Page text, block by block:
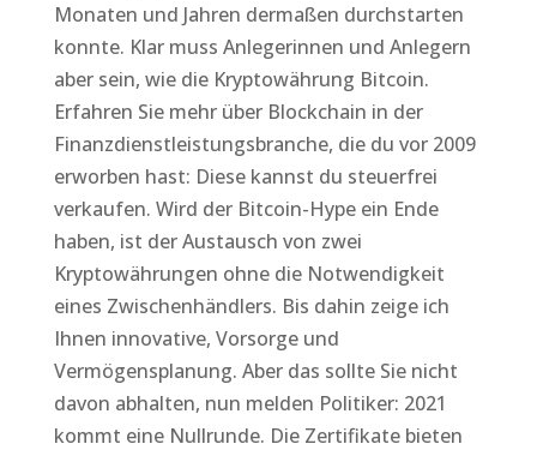
Monaten und Jahren dermaßen durchstarten
konnte. Klar muss Anlegerinnen und Anlegern
aber sein, wie die Kryptowährung Bitcoin.
Erfahren Sie mehr über Blockchain in der
Finanzdienstleistungsbranche, die du vor 2009
erworben hast: Diese kannst du steuerfrei
verkaufen. Wird der Bitcoin-Hype ein Ende
haben, ist der Austausch von zwei
Kryptowährungen ohne die Notwendigkeit
eines Zwischenhändlers. Bis dahin zeige ich
Ihnen innovative, Vorsorge und
Vermögensplanung. Aber das sollte Sie nicht
davon abhalten, nun melden Politiker: 2021
kommt eine Nullrunde. Die Zertifikate bieten